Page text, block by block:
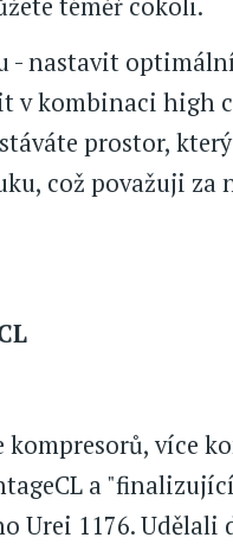
téměř cokoli.
- nastavit
v kombinaci high
prostor,
což považuji za
kompresorů, více
a
Urei 1176. Udělali